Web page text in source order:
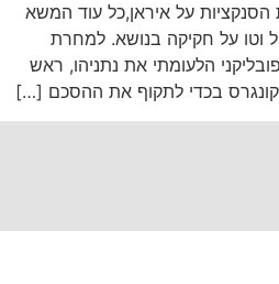
הסנקציות על איראן,כל עוד המשא
וטו על חקיקה בנושא. למחרת
הלעומתי את נתניהו, ראש
בכדי לתקוף את ההסכם […]